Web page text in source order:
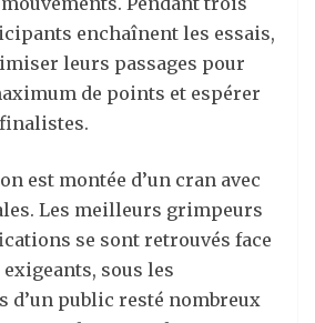
enchaînent les essais,
leurs passages pour
de points et espérer
est montée d’un cran avec
Les meilleurs grimpeurs
se sont retrouvés face
sous les
d’un public resté nombreux